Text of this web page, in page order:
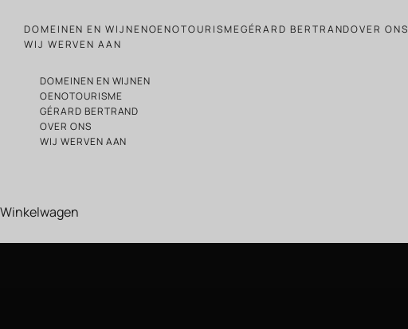
DOMEINEN EN WIJNENOENOTOURISMEGÉRARD BERTRANDOVER ONS
WIJ WERVEN AAN
DOMEINEN EN WIJNEN
OENOTOURISME
GÉRARD BERTRAND
OVER ONS
WIJ WERVEN AAN
Winkelwagen